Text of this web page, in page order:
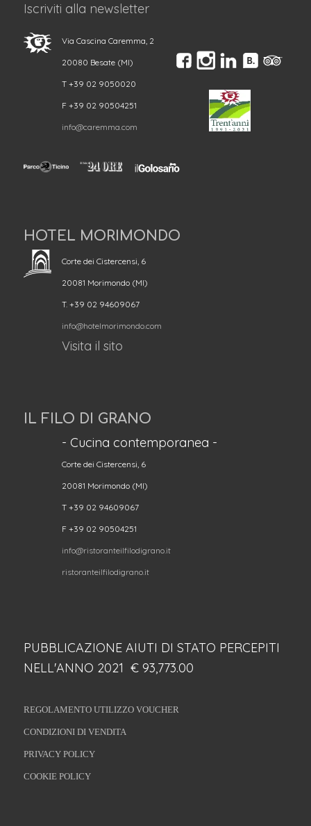
Iscriviti alla newsletter
Via Cascina Caremma, 2
20080 Besate (MI)
T +39 02 9050020
F +39 02 90504251
info@caremma.com
HOTEL MORIMONDO
Corte dei Cistercensi, 6
20081 Morimondo (MI)
T. +39 02 94609067
info@hotelmorimondo.com
Visita il sito
IL FILO DI GRANO
- Cucina contemporanea -
Corte dei Cistercensi, 6
20081 Morimondo (MI)
T +39 02 94609067
F +39 02 90504251
info@ristoranteilfilodigrano.it
ristoranteilfilodigrano.it
PUBBLICAZIONE AIUTI DI STATO PERCEPITI
NELL'ANNO 2021 € 93,773.00
REGOLAMENTO UTILIZZO VOUCHER
CONDIZIONI DI VENDITA
PRIVACY POLICY
COOKIE POLICY